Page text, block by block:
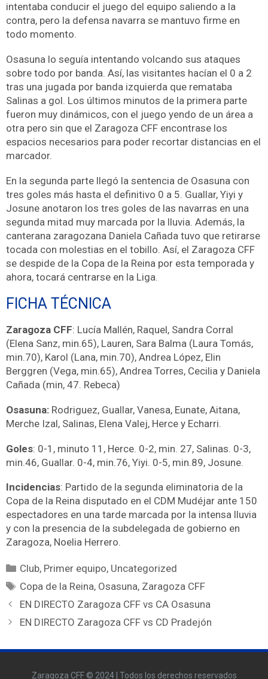
intentaba conducir el juego del equipo saliendo a la
contra, pero la defensa navarra se mantuvo firme en
todo momento.
Osasuna lo seguía intentando volcando sus ataques
sobre todo por banda. Así, las visitantes hacían el 0 a 2
tras una jugada por banda izquierda que remataba
Salinas a gol. Los últimos minutos de la primera parte
fueron muy dinámicos, con el juego yendo de un área a
otra pero sin que el Zaragoza CFF encontrase los
espacios necesarios para poder recortar distancias en el
marcador.
En la segunda parte llegó la sentencia de Osasuna con
tres goles más hasta el definitivo 0 a 5. Guallar, Yiyi y
Josune anotaron los tres goles de las navarras en una
segunda mitad muy marcada por la lluvia. Además, la
canterana zaragozana Daniela Cañada tuvo que retirarse
tocada con molestias en el tobillo. Así, el Zaragoza CFF
se despide de la Copa de la Reina por esta temporada y
ahora, tocará centrarse en la Liga.
FICHA TÉCNICA
Zaragoza CFF: Lucía Mallén, Raquel, Sandra Corral
(Elena Sanz, min.65), Lauren, Sara Balma (Laura Tomás,
min.70), Karol (Lana, min.70), Andrea López, Elin
Berggren (Vega, min.65), Andrea Torres, Cecilia y Daniela
Cañada (min, 47. Rebeca)
Osasuna: Rodriguez, Guallar, Vanesa, Eunate, Aitana,
Merche Izal, Salinas, Elena Valej, Herce y Echarri.
Goles: 0-1, minuto 11, Herce. 0-2, min. 27, Salinas. 0-3,
min.46, Guallar. 0-4, min.76, Yiyi. 0-5, min.89, Josune.
Incidencias: Partido de la segunda eliminatoria de la
Copa de la Reina disputado en el CDM Mudéjar ante 150
espectadores en una tarde marcada por la intensa lluvia
y con la presencia de la subdelegada de gobierno en
Zaragoza, Noelia Herrero.
Club, Primer equipo, Uncategorized
Copa de la Reina, Osasuna, Zaragoza CFF
EN DIRECTO Zaragoza CFF vs CA Osasuna
EN DIRECTO Zaragoza CFF vs CD Pradejón
Zaragoza CFF © 2024 | Todos los derechos reservados